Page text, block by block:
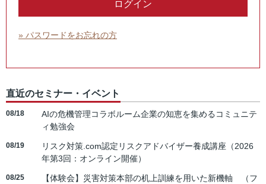
» パスワードをお忘れの方
直近のセミナー・イベント
08/18
AIの危機管理コラボルーム企業の知恵を集めるコミュニテ
ィ勉強会
08/19
リスク対策.com認定リスクアドバイザー養成講座（2026
年第3回：オンライン開催）
08/25
【体験会】災害対策本部の机上訓練を用いた新機軸 （フ